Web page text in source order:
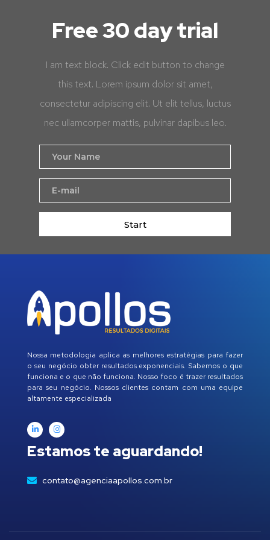
Free 30 day trial
I am text block. Click edit button to change
this text. Lorem ipsum dolor sit amet,
consectetur adipiscing elit. Ut elit tellus, luctus
nec ullamcorper mattis, pulvinar dapibus leo.
Start
Nossa metodologia aplica as melhores estratégias para fazer
o seu negócio obter resultados exponenciais. Sabemos o que
funciona e o que não funciona. Nosso foco é trazer resultados
para seu negócio. Nossos clientes contam com uma equipe
altamente especializada
Estamos te aguardando!
contato@agenciaapollos.com.br